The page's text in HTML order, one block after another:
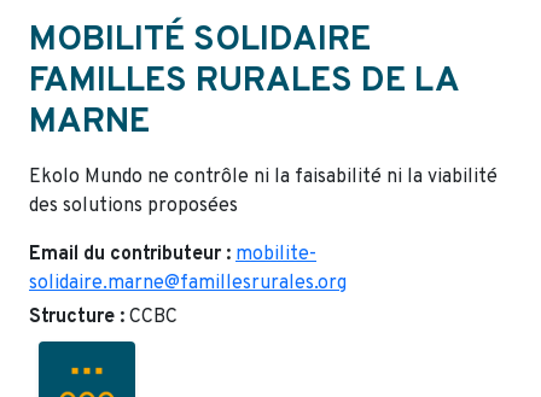
MOBILITÉ SOLIDAIRE
FAMILLES RURALES DE LA
MARNE
Ekolo Mundo ne contrôle ni la faisabilité ni la viabilité
des solutions proposées
Email du contributeur : mobilite-
solidaire.marne@famillesrurales.org
Structure : CCBC